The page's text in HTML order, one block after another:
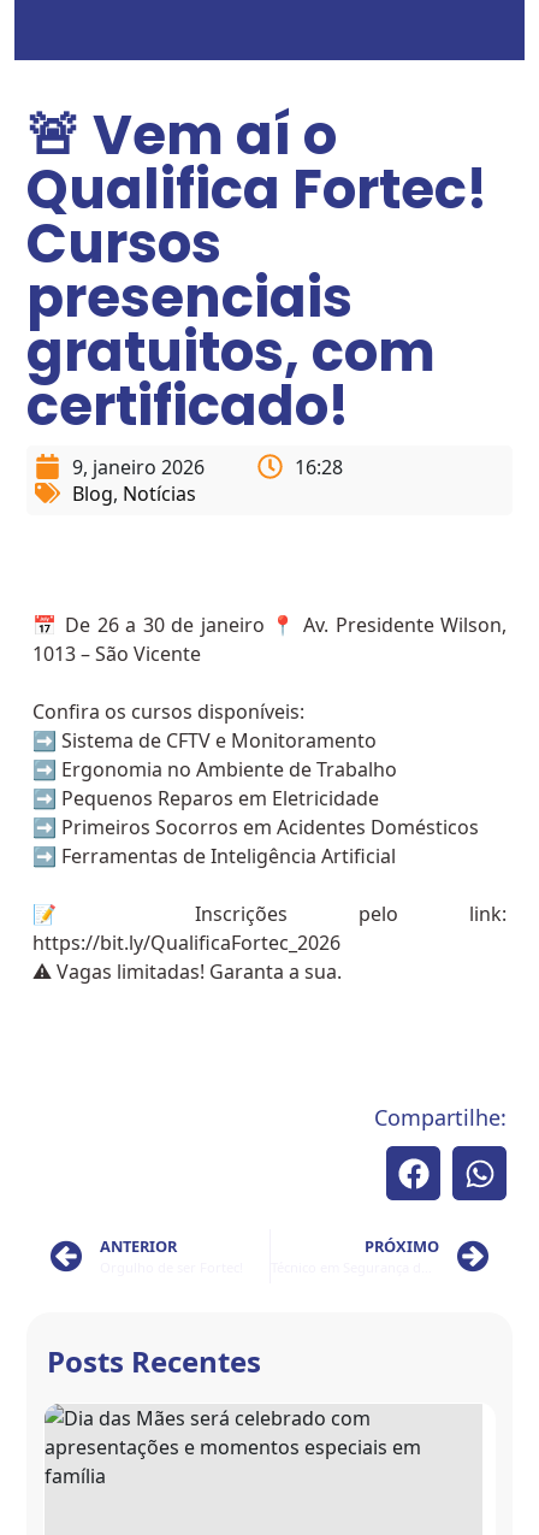
🚨 Vem aí o
Qualifica Fortec!
Cursos
presenciais
gratuitos, com
certificado!
9, janeiro 2026
16:28
Blog, Notícias
📅 De 26 a 30 de janeiro 📍 Av. Presidente Wilson,
1013 – São Vicente
Confira os cursos disponíveis:
➡️ Sistema de CFTV e Monitoramento
➡️ Ergonomia no Ambiente de Trabalho
➡️ Pequenos Reparos em Eletricidade
➡️ Primeiros Socorros em Acidentes Domésticos
➡️ Ferramentas de Inteligência Artificial
📝 Inscrições pelo link:
https://bit.ly/QualificaFortec_2026
⚠️ Vagas limitadas! Garanta a sua.
Compartilhe:
ANTERIOR PRÓXIMO
Posts Recentes